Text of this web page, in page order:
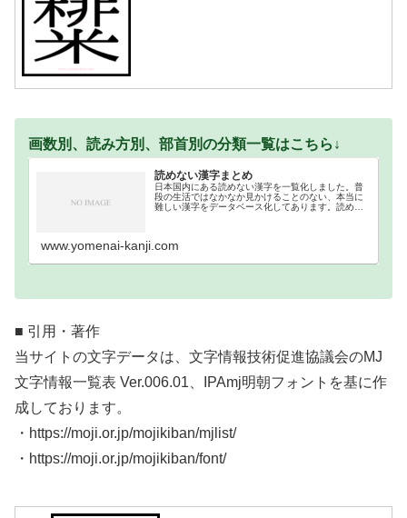
画数別、読み方別、部首別の分類一覧はこちら↓
読めない漢字まとめ
日本国内にある読めない漢字を一覧化しました。普
段の生活ではなかなか見かけることのない、本当に
難しい漢字をデータベース化してあります。読めな
www.yomenai-kanji.com
■ 引用・著作
当サイトの文字データは、文字情報技術促進協議会のMJ
文字情報一覧表 Ver.006.01、IPAmj明朝フォントを基に作
成しております。
・https://moji.or.jp/mojikiban/mjlist/
・https://moji.or.jp/mojikiban/font/